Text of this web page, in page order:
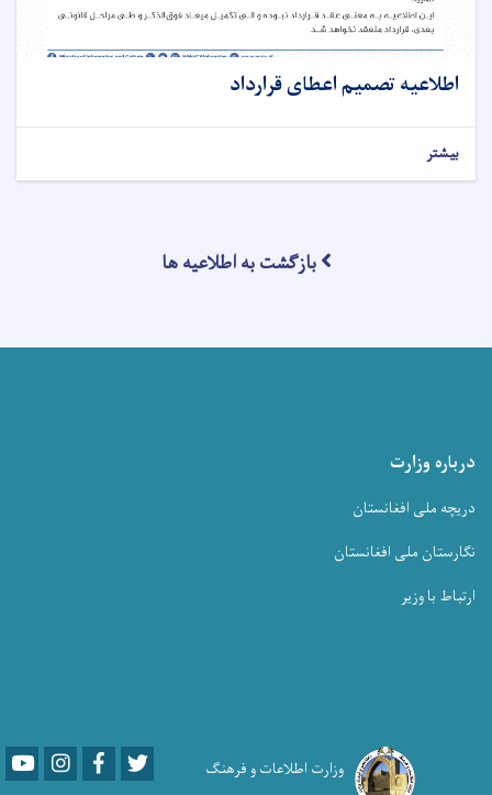
اطلاعیه تصمیم اعطای قرارداد
بیشتر
بازگشت به اطلاعیه ها
درباره وزارت
دریچه ملی افغانستان
نگارستان ملی افغانستان
ارتباط با وزیر
وزارت اطلاعات و فرهنگ YoutubeLinkedInFacebook